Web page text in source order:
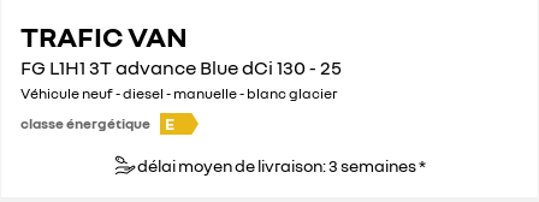
TRAFIC VAN
FG L1H1 3T advance Blue dCi 130 - 25
Véhicule neuf - diesel - manuelle - blanc glacier
classe énergétique
E
délai moyen de livraison: 3 semaines *